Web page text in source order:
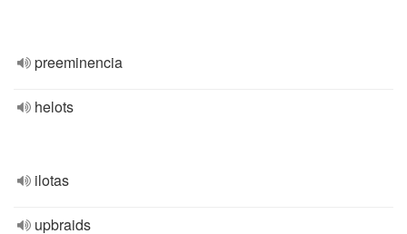
preeminencia
helots
ilotas
upbraids